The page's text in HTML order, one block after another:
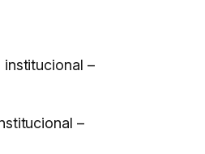
institucional –
–